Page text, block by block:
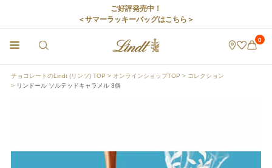
ご好評発売中！
＜サマーラッキーバッグはこちら＞
0
チョコレートのLindt (リンツ) TOP オンラインショップTOP
コレクション
リンドール ソルテッドキャラメル 3個